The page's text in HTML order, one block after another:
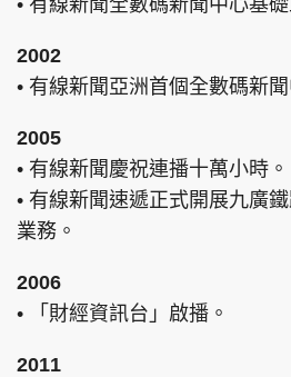
2002
• 有線新聞亞洲首個全數碼新
2005
• 有線新聞慶祝連播十萬小時。
• 有線新聞速遞正式開展九廣
業務。
2006
• 「財經資訊台」啟播。
2011